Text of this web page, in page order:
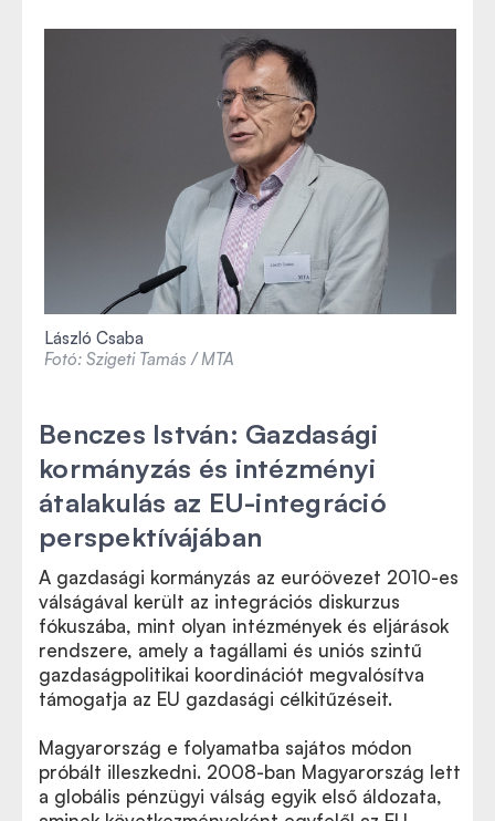
László Csaba
Fotó: Szigeti Tamás / MTA
Benczes István: Gazdasági
kormányzás és intézményi
átalakulás az EU-integráció
perspektívájában
A gazdasági kormányzás az euróövezet 2010-es
válságával került az integrációs diskurzus
fókuszába, mint olyan intézmények és eljárások
rendszere, amely a tagállami és uniós szintű
gazdaságpolitikai koordinációt megvalósítva
támogatja az EU gazdasági célkitűzéseit.
Magyarország e folyamatba sajátos módon
próbált illeszkedni. 2008-ban Magyarország lett
a globális pénzügyi válság egyik első áldozata,